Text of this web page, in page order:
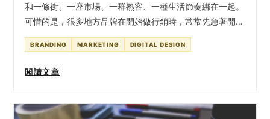
和一條街、一座市場、一群熟客、一種生活節奏綁在一起。
可惜的是，很多地方品牌在開始做行銷時，常常先急著開粉
專、拍短影音、投廣告、做活動，做了很多事，卻沒有讓人
更清楚記住自己。 這不是努力不夠，而是少了一段品牌企
劃。品牌企劃不是把 LOGO 做漂亮，也不是先想一句響亮
會說的，哪些才是我們真的能代表的？下一波整合行銷要把
BRANDING MARKETING DIGITAL DESIGN
閱讀文章